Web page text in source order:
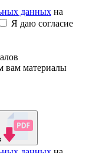
данных на
Я даю согласие
вам материалы